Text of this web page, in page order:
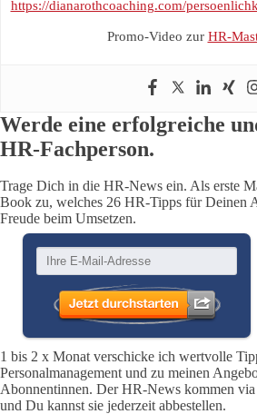
https://dianarothcoaching.com/
Promo-Video zur HR-
Werde eine erfolgreiche
HR-Fachperson.
Trage Dich in die HR-News ein. Als erste
Book zu, welches 26 HR-Tipps für Deinen
Freude beim Umsetzen.
1 bis 2 x Monat verschicke ich wertvolle
Personalmanagement und zu meinen
Abonnentinnen. Der HR-News kommen
und Du kannst sie jederzeit abbestellen.